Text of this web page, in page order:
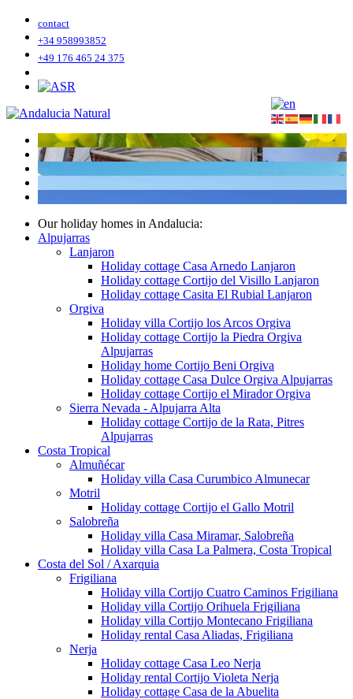
contact
+34 958993852
+49 176 465 24 375
Our holiday homes in Andalucia:
Alpujarras
Lanjaron
Holiday cottage Casa Arnedo Lanjaron
Holiday cottage Cortijo del Visillo Lanjaron
Holiday cottage Casita El Rubial Lanjaron
Orgiva
Holiday villa Cortijo los Arcos Orgiva
Holiday cottage Cortijo la Piedra Orgiva
Alpujarras
Holiday home Cortijo Beni Orgiva
Holiday cottage Casa Dulce Orgiva Alpujarras
Holiday cottage Cortijo el Mirador Orgiva
Sierra Nevada - Alpujarra Alta
Holiday cottage Cortijo de la Rata, Pitres
Alpujarras
Costa Tropical
Almuñécar
Holiday villa Casa Curumbico Almunecar
Motril
Holiday cottage Cortijo el Gallo Motril
Salobreña
Holiday villa Casa Miramar, Salobreña
Holiday villa Casa La Palmera, Costa Tropical
Costa del Sol / Axarquia
Frigiliana
Holiday villa Cortijo Cuatro Caminos Frigiliana
Holiday villa Cortijo Orihuela Frigiliana
Holiday villa Cortijo Montecano Frigiliana
Holiday rental Casa Aliadas, Frigiliana
Nerja
Holiday cottage Casa Leo Nerja
Holiday rental Cortijo Violeta Nerja
Holiday cottage Casa de la Abuelita